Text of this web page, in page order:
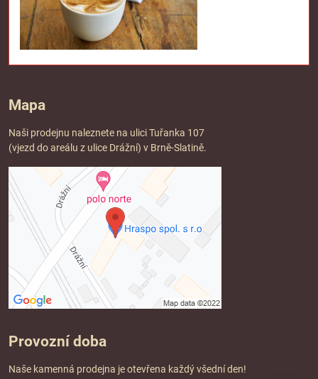
Mapa
Naši prodejnu naleznete na ulici Tuřanka 107
(vjezd do areálu z ulice Drážní) v Brně-Slatině.
Provozní doba
Naše kamenná prodejna je otevřena každý všední den!